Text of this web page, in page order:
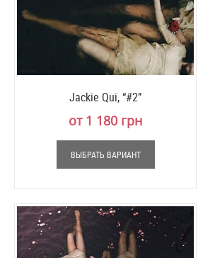
Jackie Qui, “#2”
от 1 180 грн
ВЫБРАТЬ ВАРИАНТ